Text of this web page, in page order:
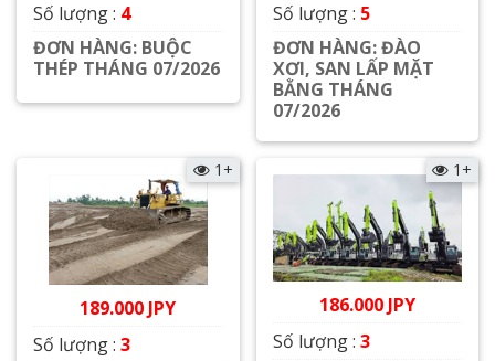
Số lượng : 4
ĐƠN HÀNG: BUỘC
THÉP THÁNG 07/2026
Xem chi tiết
Số lượng : 5
ĐƠN HÀNG: ĐÀO
XƠI, SAN LẤP MẶT
BẰNG THÁNG
07/2026
Xem chi tiết
1+
189.000 JPY
Số lượng : 3
1+
186.000 JPY
Số lượng : 3